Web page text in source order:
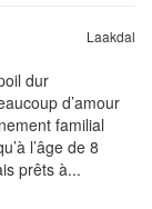
Laakdal
dur
d’amour
familial
l’âge de 8
prêts à...